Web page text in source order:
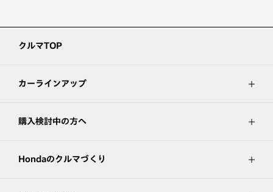
クルマTOP
カーラインアップ
購入検討中の方へ
Hondaのクルマづくり